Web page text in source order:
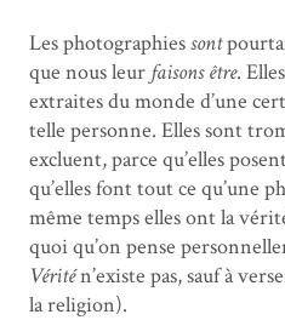
Les photographiessont
que nous leur faisons être.
extraites du monde d’une
telle personne. Elles sont
excluent, parce qu’elles
qu’elles font tout ce qu’une
même temps elles ont la
quoi qu’on pense
Véritén’existe pas, sauf à
la religion).